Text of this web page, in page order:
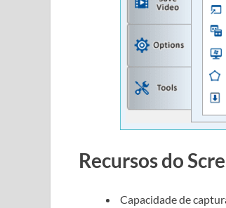
Recursos do
Capacidade de